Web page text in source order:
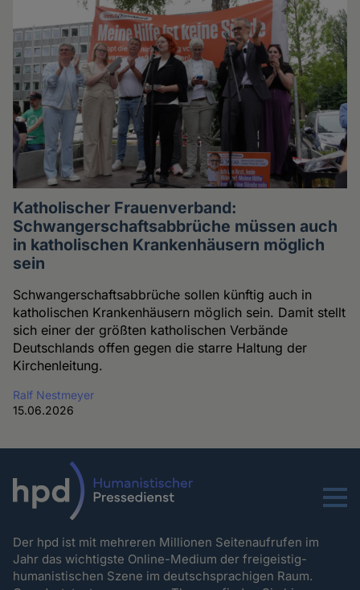
Katholischer Frauenverband:
Schwangerschaftsabbrüche müssen auch
in katholischen Krankenhäusern möglich
sein
Schwangerschaftsabbrüche sollen künftig auch in
katholischen Krankenhäusern möglich sein. Damit stellt
sich einer der größten katholischen Verbände
Deutschlands offen gegen die starre Haltung der
Kirchenleitung.
Ralf Nestmeyer
15.06.2026
Menu
Der hpd ist mit mehreren Millionen Seitenaufrufen im
Jahr das wichtigste Online-Medium der freigeistig-
humanistischen Szene im deutschsprachigen Raum.